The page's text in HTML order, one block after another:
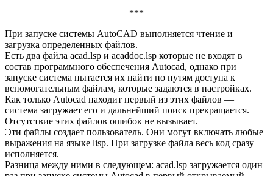
***
При запуске системы AutoCAD выполняется чтение и
загрузка определенных файлов.
Есть два файла acad.lsp и acaddoc.lsp которые не входят в
состав программного обеспечения Autocad, однако при
запуске система пытается их найти по путям доступа к
вспомогательным файлам, которые задаются в настройках.
Как только Autocad находит первый из этих файлов —
система загружает его и дальнейший поиск прекращается.
Отсутствие этих файлов ошибок не вызывает.
Эти файлы создает пользователь. Они могут включать любые
выражения на языке lisp. При загрузке файла весь код сразу
исполняется.
Разница между ними в следующем: acad.lsp загружается один